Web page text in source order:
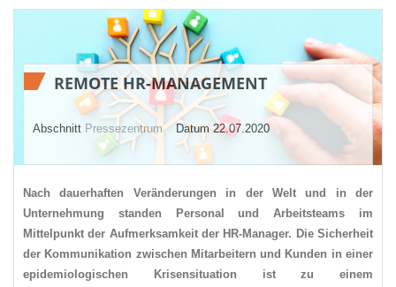
REMOTE HR-MANAGEMENT
Abschnitt PressezentrumDatum 22.07.2020
Nach dauerhaften Veränderungen in der Welt und in der
Unternehmung standen Personal und Arbeitsteams im
Mittelpunkt der Aufmerksamkeit der HR-Manager. Die Sicherheit
der Kommunikation zwischen Mitarbeitern und Kunden in einer
epidemiologischen Krisensituation ist zu einem